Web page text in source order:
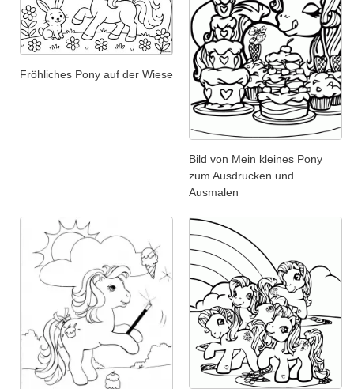
Fröhliches Pony auf der Wiese
Bild von Mein kleines Pony
zum Ausdrucken und
Ausmalen